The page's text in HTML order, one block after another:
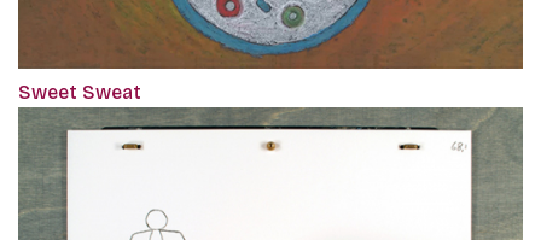
Sweet Sweat